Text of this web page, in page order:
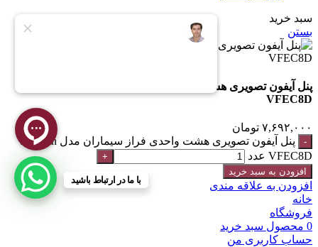
سبد خرید
بستن
VFEC8D
۷,۶۹۲,۰۰۰ تومان
پنل آیفون تصویری هشت واحدی فراز سیماران مدل Simaran
VFEC8D عدد
افزودن به سبد خرید
افزودن به علاقه مندی با ما در ارتباط باشید
خانه
فروشگاه
0 محصول سبد خرید
حساب کاربری من